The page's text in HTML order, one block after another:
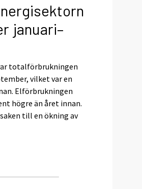
januari–
totalförbrukningen
vilket var en
Elförbrukningen
högre än året innan.
till en ökning av